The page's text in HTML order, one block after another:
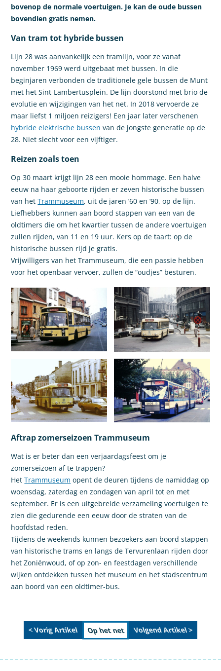
bovenop de normale voertuigen. Je kan de oude bussen
bovendien gratis nemen.
Van tram tot hybride bussen
Lijn 28 was aanvankelijk een tramlijn, voor ze vanaf
november 1969 werd uitgebaat met bussen. In die
beginjaren verbonden de traditionele gele bussen de Munt
met het Sint-Lambertusplein. De lijn doorstond met brio de
evolutie en wijzigingen van het net. In 2018 vervoerde ze
maar liefst 1 miljoen reizigers! Een jaar later verschenen
hybride elektrische bussen van de jongste generatie op de
28. Niet slecht voor een vijftiger.
Reizen zoals toen
Op 30 maart krijgt lijn 28 een mooie hommage. Een halve
eeuw na haar geboorte rijden er zeven historische bussen
van hetTrammuseum, uit de jaren ’60 en ’90, op de lijn.
Liefhebbers kunnen aan boord stappen van een van de
oldtimers die om het kwartier tussen de andere voertuigen
zullen rijden, van 11 en 19 uur. Kers op de taart: op de
historische bussen rijd je gratis.
Vrijwilligers van het Trammuseum, die een passie hebben
voor het openbaar vervoer, zullen de “oudjes” besturen.
Aftrap zomerseizoen Trammuseum
Wat is er beter dan een verjaardagsfeest om je
zomerseizoen af te trappen?
HetTrammuseum opent de deuren tijdens de namiddag op
woensdag, zaterdag en zondagen van april tot en met
september. Er is een uitgebreide verzameling voertuigen te
zien die gedurende een eeuw door de straten van de
hoofdstad reden.
Tijdens de weekends kunnen bezoekers aan boord stappen
van historische trams en langs de Tervurenlaan rijden door
het Zoniënwoud, of op zon- en feestdagen verschillende
wijken ontdekken tussen het museum en het stadscentrum
aan boord van een oldtimer-bus.
< Vorig Artikel Op het net Volgend Artikel >